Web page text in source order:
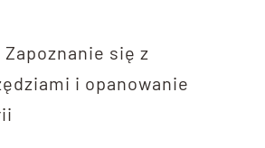
Zapoznanie się z
i opanowanie